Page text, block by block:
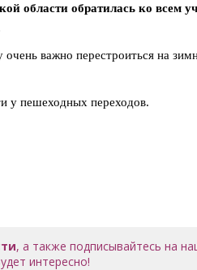
области обратилась ко всем
важно перестроиться на
у пешеходных переходов.
, а также подписывайтесь на
интересно!